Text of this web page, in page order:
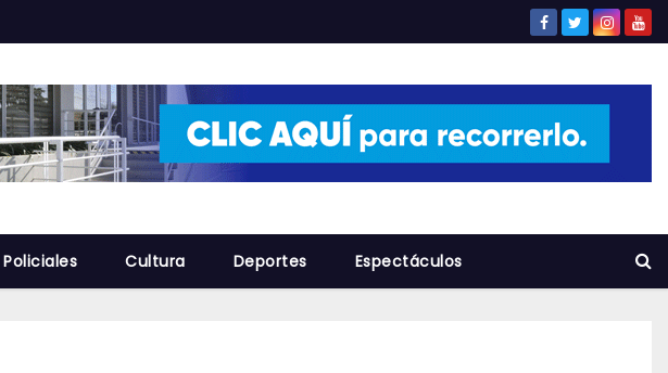
Policiales Cultura Deportes Espectáculos